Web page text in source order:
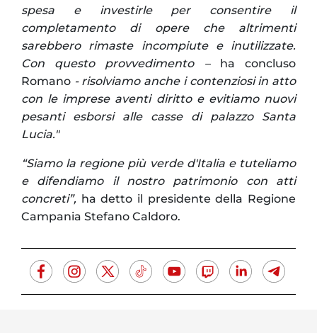
spesa e investirle per consentire il
completamento di opere che altrimenti
sarebbero rimaste incompiute e inutilizzate.
Con questo provvedimento –ha concluso
Romano - risolviamo anche i contenziosi in atto
con le imprese aventi diritto e evitiamo nuovi
pesanti esborsi alle casse di palazzo Santa
Lucia."
“Siamo la regione più verde d'Italia e tuteliamo
e difendiamo il nostro patrimonio con atti
concreti”, ha detto il presidente della Regione
Campania Stefano Caldoro.